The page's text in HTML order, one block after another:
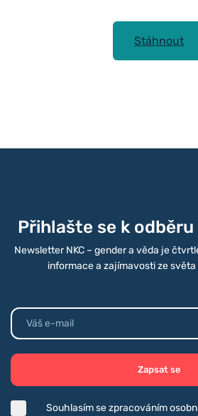
Stáhnout
Přihlašte se k
Newsletter NKC – gender a věda je
informace a zajímavosti ze světa
Zapsat se
Souhlasím se zpracováním